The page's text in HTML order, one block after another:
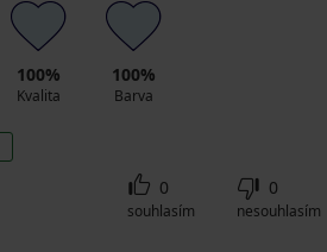
100%
Kvalita
100%
Barva
0
souhlasím
0
nesouhlasím